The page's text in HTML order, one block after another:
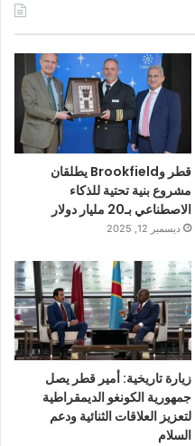
قطر وBrookfield يطلقان
مشروع بنية تحتية للذكاء
الاصطناعي بـ20 مليار دولار
ديسمبر 12, 2025
زيارة تاريخية: أمير قطر يصل
جمهورية الكونغو الديمقراطية
لتعزيز العلاقات الثنائية ودعم
السلام